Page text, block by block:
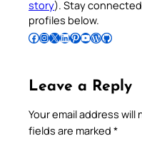
story). Stay
profiles below.
Follow Pradeep on Facebook Follow Pradeep on InstagramFollow Pradeep on X Follow Pradeep on LinkedIn Follow Pradeep on Pinterest Subscribe to Pradeep’s Youtube Channel Follow Pradeep on WordPress Follow Pradeep on GitHub
Leave a Reply
Your email address
fields are marked *